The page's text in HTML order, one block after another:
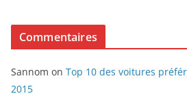
Commentaires
Sannom on Top 10 des voitures
2015